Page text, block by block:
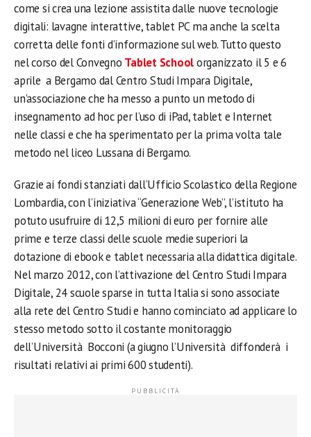
come si crea una lezione assistita dalle nuove tecnologie
digitali: lavagne interattive, tablet PC ma anche la scelta
corretta delle fonti d’informazione sul web. Tutto questo
nel corso del Convegno Tablet Schoolorganizzato il 5 e 6
aprile a Bergamo dal Centro Studi Impara Digitale,
un’associazione che ha messo a punto un metodo di
insegnamento ad hoc per l’uso di iPad, tablet e Internet
nelle classi e che ha sperimentato per la prima volta tale
metodo nel liceo Lussana di Bergamo.
Grazie ai fondi stanziati dall’Ufficio Scolastico della Regione
Lombardia, con l’iniziativa “Generazione Web”, l’istituto ha
potuto usufruire di 12,5 milioni di euro per fornire alle
prime e terze classi delle scuole medie superiori la
dotazione di ebook e tablet necessaria alla didattica digitale.
Nel marzo 2012, con l’attivazione del Centro Studi Impara
Digitale, 24 scuole sparse in tutta Italia si sono associate
alla rete del Centro Studi e hanno cominciato ad applicare lo
stesso metodo sotto il costante monitoraggio
dell’Università Bocconi (a giugno l’Università diffonderà i
risultati relativi ai primi 600 studenti).